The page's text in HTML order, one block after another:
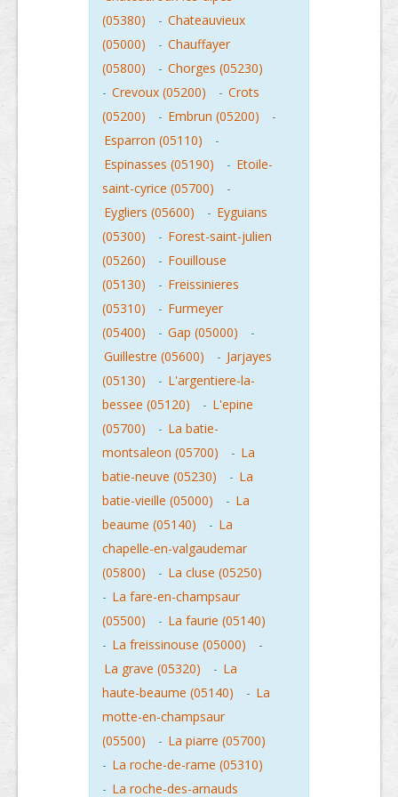
(05380)
- Chateauvieux
(05000)
- Chauffayer
(05800)
- Chorges (05230)
- Crevoux (05200) - Crots
(05200)
- Embrun (05200)
-
Esparron (05110)
-
Espinasses (05190)
- Etoile-
saint-cyrice (05700)
-
Eygliers (05600)
- Eyguians
(05300)
- Forest-saint-julien
(05260)
- Fouillouse
(05130)
- Freissinieres
(05310)
- Furmeyer
(05400)
- Gap (05000)
-
Guillestre (05600)
- Jarjayes
(05130)
- L'argentiere-la-
bessee (05120)
- L'epine
(05700)
- La batie-
montsaleon (05700)
- La
batie-neuve (05230)
- La
batie-vieille (05000)
- La
beaume (05140)
- La
chapelle-en-valgaudemar
(05800)
- La cluse (05250)
- La fare-en-champsaur
(05500)
- La faurie (05140)
- La freissinouse (05000)
-
La grave (05320)
- La
haute-beaume (05140)
- La
motte-en-champsaur
(05500)
- La piarre (05700)
- La roche-de-rame (05310)
- La roche-des-arnauds